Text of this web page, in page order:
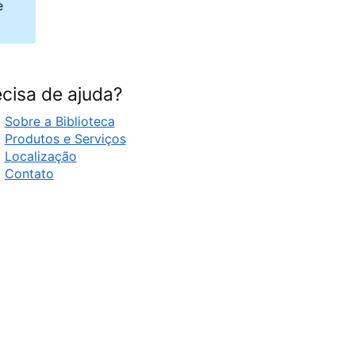
de ajuda?
Sobre a Biblioteca
Produtos e Serviços
Localização
Contato